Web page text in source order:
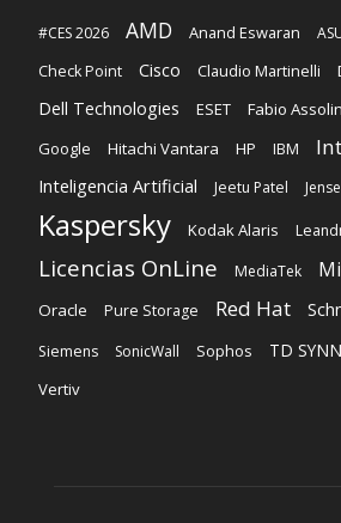
#CES 2026 AMD Anand Eswaran
Check Point
Cisco Claudio Martinelli
Dell Technologies ESET Fabio
Google Hitachi Vantara HP IBM
Inteligencia Artificial Jeetu Patel
Kaspersky Kodak Alaris
Licencias OnLine MediaTek
Oracle Pure Storage Red Hat
Siemens SonicWall Sophos TD
Vertiv